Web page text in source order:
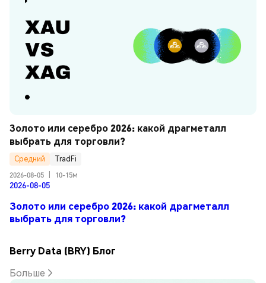
Золото или серебро 2026: какой драгметалл
выбрать для торговли?
Средний
TradFi
2026-08-05
10-15м
2026-08-05
Золото или серебро 2026: какой драгметалл
выбрать для торговли?
Berry Data (BRY) Блог
Больше